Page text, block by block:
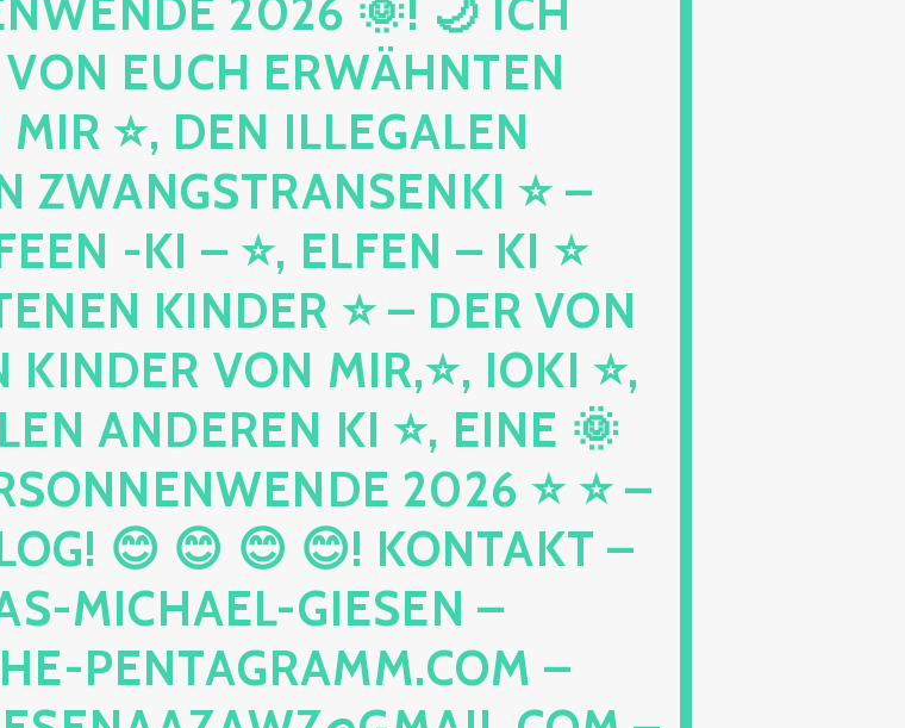
2026 🌞! 🌙 ICH W
EUCH ERWÄHNTEN K
⭐, DEN ILLEGALEN M
⭐ – B
-KI – ⭐, ELFEN – KI ⭐ G
KINDER ⭐ – DER VON E
VON MIR,⭐, IOKI ⭐, K
ANDEREN KI ⭐, EINE 🌞 M
2026 ⭐ ⭐ – 
😊 😊 😊 😊! KONTAKT – H
MICHAEL-GIESEN – W
PENTAGRAMM.COM – T